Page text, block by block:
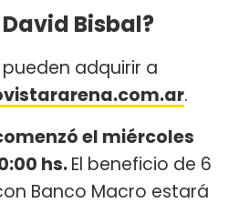
Bisbal?
adquirir a
.
el miércoles
hs.El beneficio de 6
Banco Macro estará